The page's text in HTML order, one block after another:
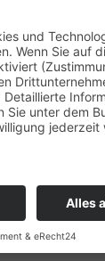
aufgelegt.
Post seit 2010
oder die